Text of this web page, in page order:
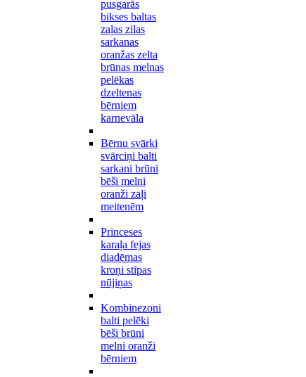
pusgarās
bikses baltas
zaļas zilas
sarkanas
oranžas zelta
brūnas melnas
pelēkas
dzeltenas
bērniem
karnevāla
Bērnu svārki
svārciņi balti
sarkani brūni
bēši melni
oranži zaļi
meitenēm
Princeses
karaļa fejas
diadēmas
kroņi stīpas
nūjiņas
Kombinezoni
balti pelēki
bēši brūni
melni oranži
bērniem